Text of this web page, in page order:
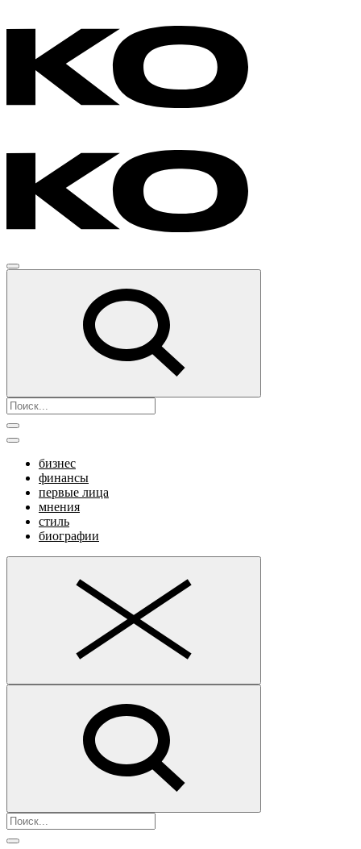
бизнес
финансы
первые лица
мнения
стиль
биографии